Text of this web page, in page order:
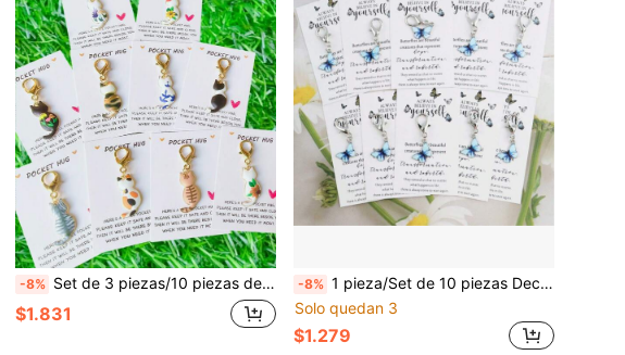
-8% Set de 3 piezas/10 piezas de llaveros con tema de gato lindo - Incluye tarjeta de abrazo de bolsillo - Expresa aliento, amistad, amor - Llavero adecuado para monedero, llaves o decoración de mochila - Regalo de amistad, regalo de Acción de Gracias - Cumpleaños, Día de San Valentín, fiesta, recuerdo de evento con tema animal, regalo pequeño perfecto para amigos y familiares
$1.831
-8% 1 pieza/Set de 10 piezas Decoración de colgante de mariposa soñadora, viene con tarjeta inspiradora, material de metal duradero, adecuado para decoración de bolsos, recuerdos de fiesta, regalos del Día del Maestro, regalos de viaje, recompensas del aula, regalos de Navidad, regalos de Año Nuevo, regalos de cumpleaños, regalos para mejores amigos
Solo quedan 3
$1.279